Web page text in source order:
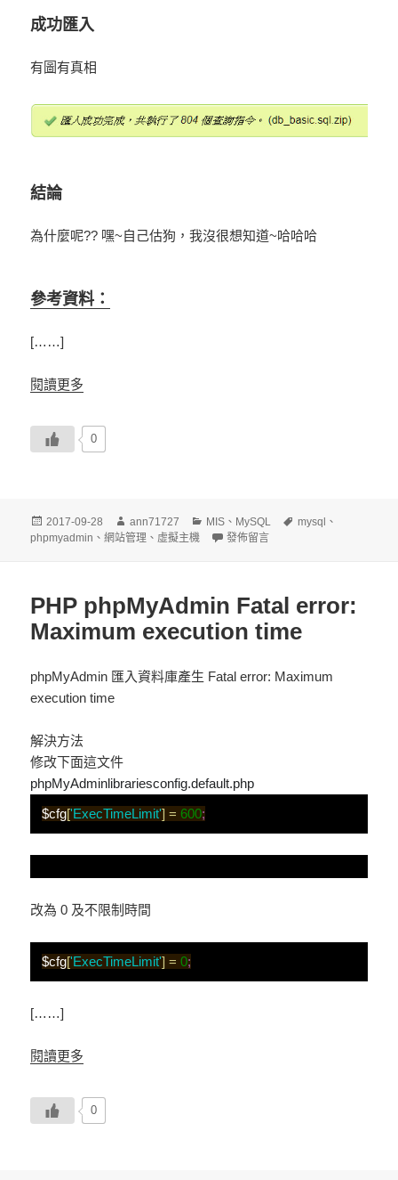
成功匯入
有圖有真相
結論
為什麼呢?? 嘿~自己估狗，我沒很想知道~哈哈哈
參考資料：
[……]
閱讀更多
0
發
佈
2017-09-28
作
者
ann71727
分
類
MIS 、 MySQL
標
mysql 、
phpmyadmin 、網站管理 、 虛擬主機 在〈MySQL 解決匯入錯誤 Variable
發佈留言
PHP phpMyAdmin Fatal error:
Maximum execution time
phpMyAdmin 匯入資料庫產生 Fatal error: Maximum
execution time
解決方法
修改下面這文件
phpMyAdminlibrariesconfig.default.php
$cfg['ExecTimeLimit'] = 600;
改為 0 及不限制時間
$cfg['ExecTimeLimit'] = 0;
[……]
閱讀更多
0